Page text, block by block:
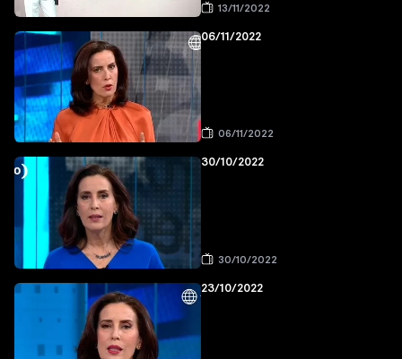
13/11/2022
06/11/2022
06/11/2022
30/10/2022
30/10/2022
23/10/2022